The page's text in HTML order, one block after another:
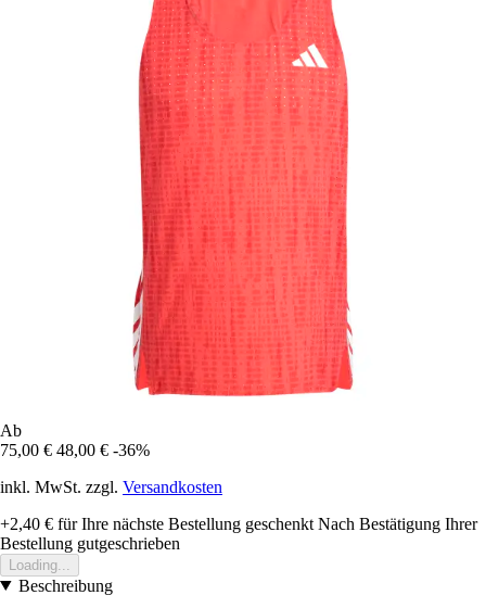
Ab
75,00 € 48,00 € -36%
inkl. MwSt. zzgl. Versandkosten
+2,40 € für Ihre nächste Bestellung geschenkt Nach Bestätigung Ihrer
Bestellung gutgeschrieben
Loading...
Beschreibung